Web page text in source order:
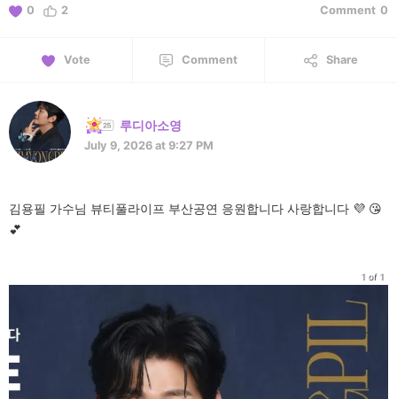
0 2 Comment 0
Vote Comment Share
루디아소영
July 9, 2026 at 9:27 PM
김용필 가수님 뷰티풀라이프 부산공연 응원합니다 사랑합니다 💜 😘
💕
1 of 1